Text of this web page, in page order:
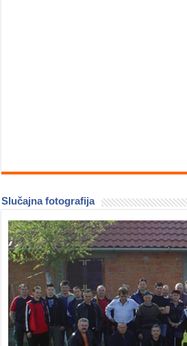
Slučajna fotografija